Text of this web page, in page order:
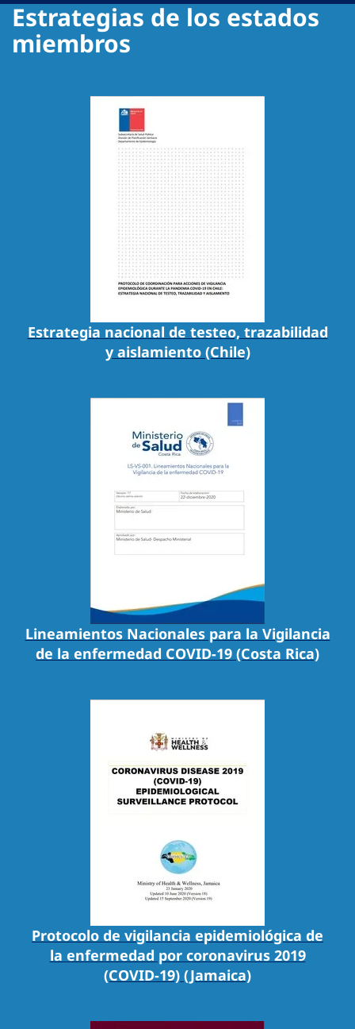
Estrategias de los estados
miembros
Estrategia nacional de testeo, trazabilidad
y aislamiento (Chile)
Lineamientos Nacionales para la Vigilancia
de la enfermedad COVID-19 (Costa Rica)
Protocolo de vigilancia epidemiológica de
la enfermedad por coronavirus 2019
(COVID-19) (Jamaica)